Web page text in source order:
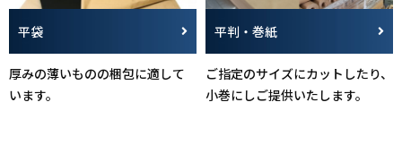
平袋
厚みの薄いものの梱包に適して
います。
平判・巻紙
ご指定のサイズにカットしたり、
小巻にしご提供いたします。